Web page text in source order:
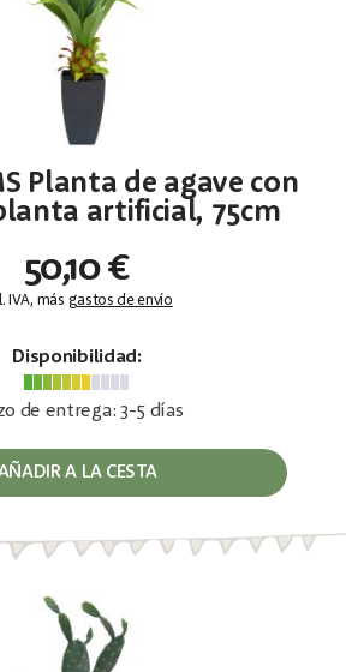
Planta de agave con
artificial, 75cm
50,10 €
IVA, más gastos de envío
Disponibilidad:
de entrega: 3-5 días
A LA CESTA